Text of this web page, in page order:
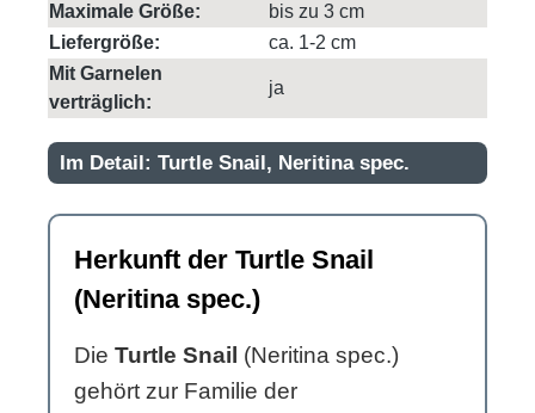
Maximale Größe:
bis zu 3 cm
Liefergröße:
ca. 1-2 cm
Mit Garnelen
verträglich:
ja
Im Detail: Turtle Snail, Neritina spec.
Herkunft der Turtle Snail
(Neritina spec.)
Die Turtle Snail (Neritina spec.)
gehört zur Familie der